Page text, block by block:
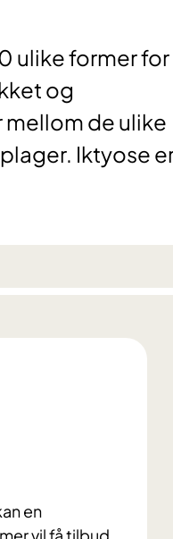
ulike former for
og
de ulike
Iktyose
en